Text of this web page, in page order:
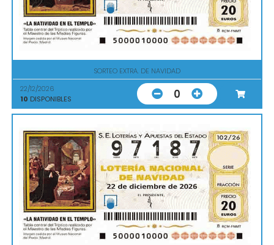
SORTEO EXTRA. DE NAVIDAD
22/12/2026
10 DISPONIBLES 0